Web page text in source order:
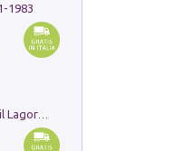
1983